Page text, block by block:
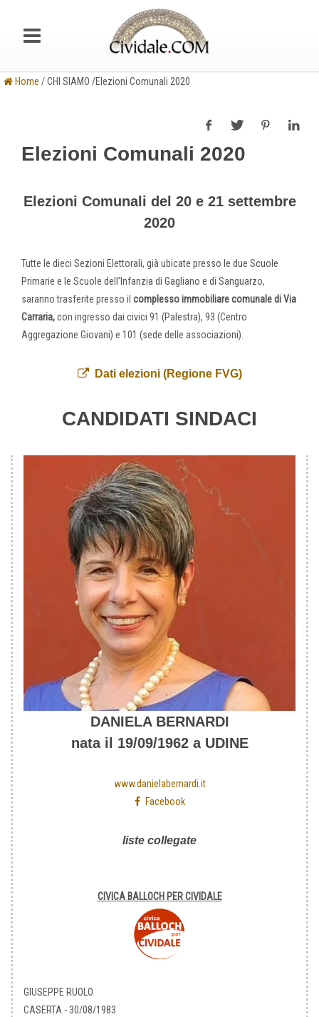
Home / CHI SIAMO /Elezioni Comunali 2020
Elezioni Comunali 2020
Elezioni Comunali del 20 e 21 settembre
2020
Tutte le dieci Sezioni Elettorali, già ubicate presso le due Scuole
Primarie e le Scuole dell’Infanzia di Gagliano e di Sanguarzo,
saranno trasferite presso il complesso immobiliare comunale di Via
Carraria,con ingresso dai civici 91 (Palestra), 93 (Centro
Aggregazione Giovani) e 101 (sede delle associazioni).
Dati elezioni (Regione FVG)
CANDIDATI SINDACI
DANIELA BERNARDI
nata il 19/09/1962 a UDINE
www.danielabernardi.it
Facebook
liste collegate
CIVICA BALLOCH PER CIVIDALE
GIUSEPPE RUOLO
CASERTA - 30/08/1983